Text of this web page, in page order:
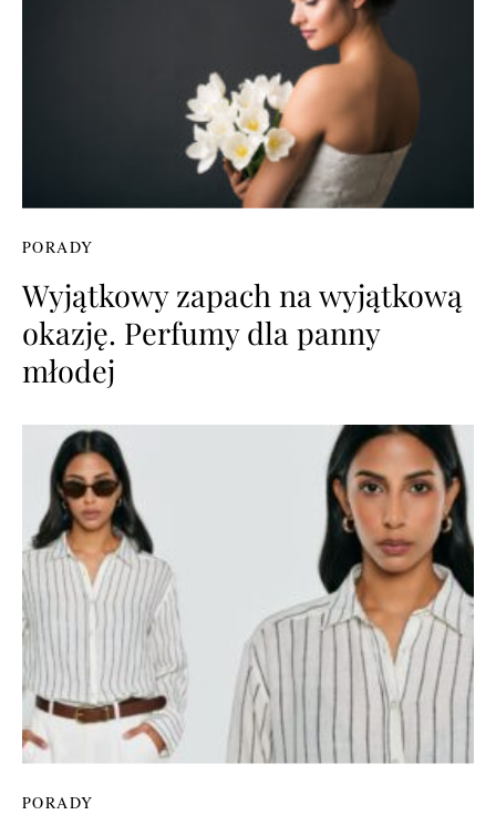
PORADY
Wyjątkowy zapach na wyjątkową
okazję. Perfumy dla panny
młodej
PORADY